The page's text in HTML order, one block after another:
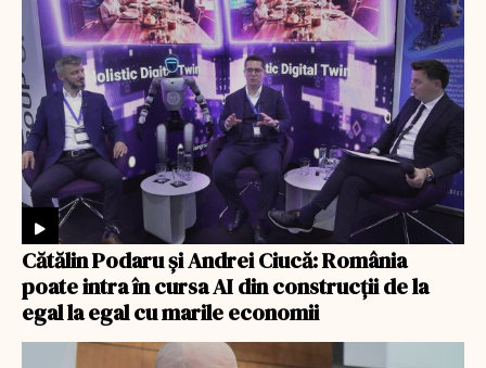
Cătălin Podaru și Andrei Ciucă: România
poate intra în cursa AI din construcții de la
egal la egal cu marile economii